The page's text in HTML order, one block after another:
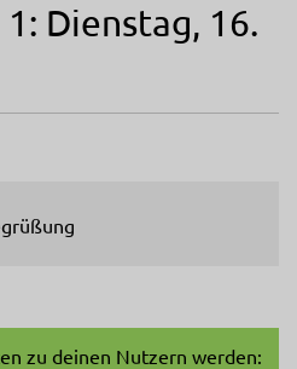
Dienstag, 16.
zu deinen Nutzern werden: